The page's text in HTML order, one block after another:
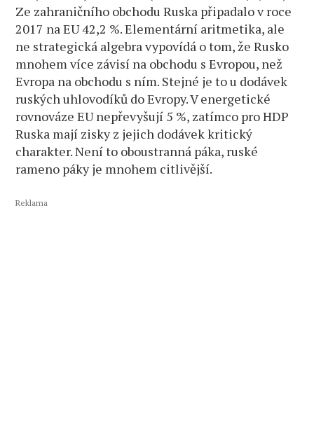
Ze zahraničního obchodu Ruska připadalo v roce
2017 na EU 42,2 %. Elementární aritmetika, ale
ne strategická algebra vypovídá o tom, že Rusko
mnohem více závisí na obchodu s Evropou, než
Evropa na obchodu s ním. Stejné je to u dodávek
ruských uhlovodíků do Evropy. V energetické
rovnováze EU nepřevyšují 5 %, zatímco pro HDP
Ruska mají zisky z jejich dodávek kritický
charakter. Není to oboustranná páka, ruské
rameno páky je mnohem citlivější.
Reklama